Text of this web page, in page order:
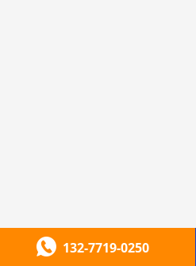
132-7719-0250